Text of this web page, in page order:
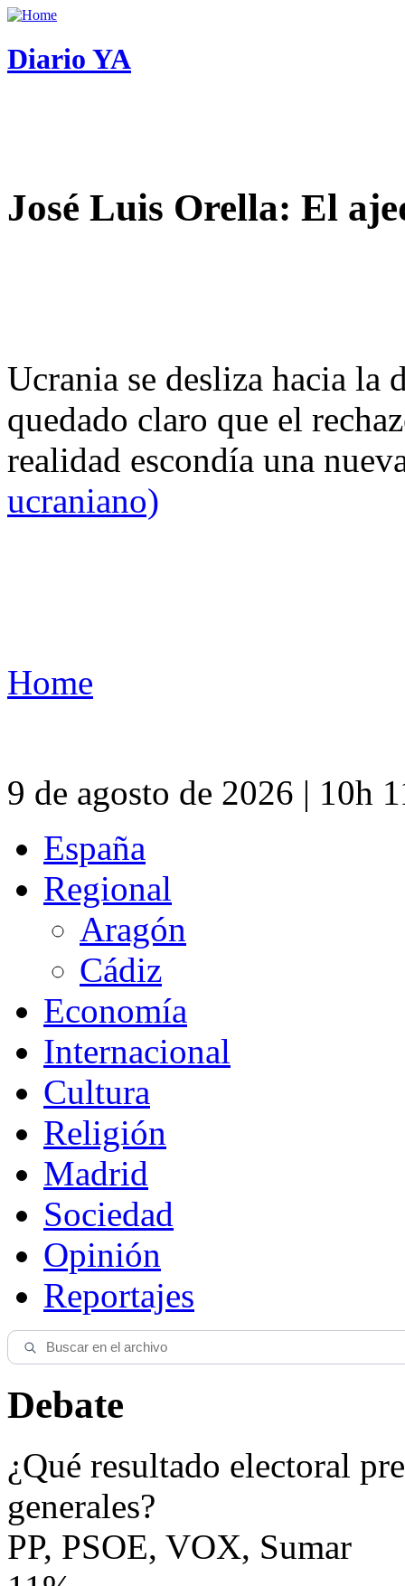
Diario YA
José Luis Orella: El
Ucrania se desliza hacia
quedado claro que el
realidad escondía una
ucraniano)
Home
9 de agosto de 2026 | 10h
España
Regional
Aragón
Cádiz
Economía
Internacional
Cultura
Religión
Madrid
Sociedad
Opinión
Reportajes
Debate
¿Qué resultado electoral
generales?
PP, PSOE, VOX, Sumar